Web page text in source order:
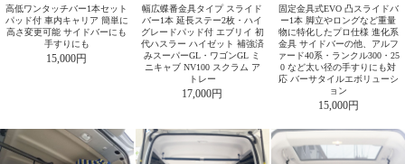
高低ワンタッチバー1本セット
パッド付 車内キャリア 簡単に
高さ変更可能 サイドバーにも
手すりにも
15,000円
幅広蝶番金具タイプ スライド
バー1本 延長ステー2枚・ハイ
グレードパッド付 エブリイ 初
代ハスラー ハイゼット 補強済
みスーパーGL・ワゴンGL ミ
ニキャブ NV100 スクラム ア
トレー
17,000円
固定金具式EVO 凸スライドバ
ー1本 脚立やロングなど重量
物に特化したプロ仕様 進化系
金具 サイドバーの他、アルフ
ァード40系・ランクル300・25
0 など太い径の手すりにも対
応 バーサタイルエボリューシ
ョン
15,000円